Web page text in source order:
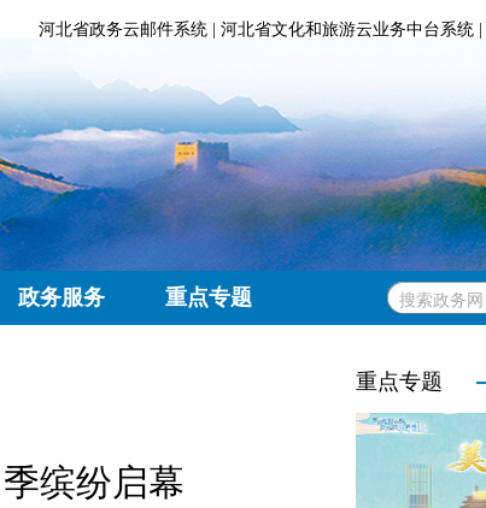
河北省政务云邮件系统 河北省文化和旅游云业务中台系统
政务服务 重点专题
缤纷启幕
重点专题